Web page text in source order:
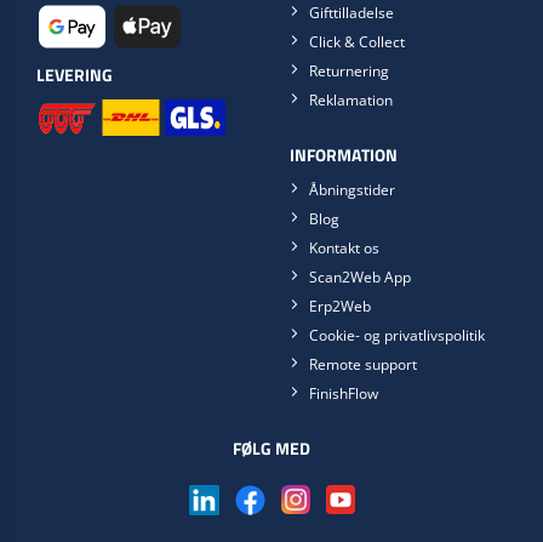
LEVERING
Gifttilladelse
Click & Collect
Returnering
Reklamation
INFORMATION
Åbningstider
Blog
Kontakt os
Scan2Web App
Erp2Web
Cookie- og privatlivspolitik
Remote support
FinishFlow
FØLG MED